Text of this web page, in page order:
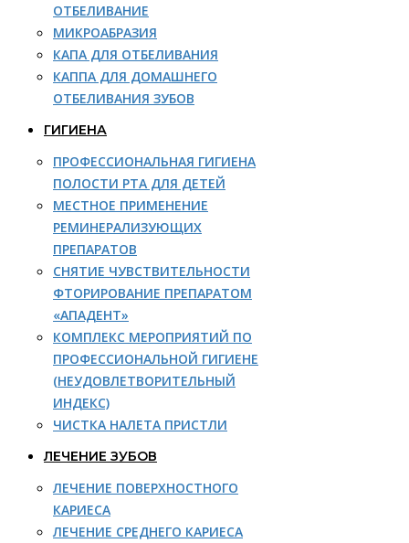
ОТБЕЛИВАНИЕ
МИКРОАБРАЗИЯ
КАПА ДЛЯ ОТБЕЛИВАНИЯ
КАППА ДЛЯ ДОМАШНЕГО
ОТБЕЛИВАНИЯ ЗУБОВ
ГИГИЕНА
ПРОФЕССИОНАЛЬНАЯ ГИГИЕНА
ПОЛОСТИ РТА ДЛЯ ДЕТЕЙ
МЕСТНОЕ ПРИМЕНЕНИЕ
РЕМИНЕРАЛИЗУЮЩИХ
ПРЕПАРАТОВ
СНЯТИЕ ЧУВСТВИТЕЛЬНОСТИ
ФТОРИРОВАНИЕ ПРЕПАРАТОМ
«АПАДЕНТ»
КОМПЛЕКС МЕРОПРИЯТИЙ ПО
ПРОФЕССИОНАЛЬНОЙ ГИГИЕНЕ
(НЕУДОВЛЕТВОРИТЕЛЬНЫЙ
ИНДЕКС)
ЧИСТКА НАЛЕТА ПРИСТЛИ
ЛЕЧЕНИЕ ЗУБОВ
ЛЕЧЕНИЕ ПОВЕРХНОСТНОГО
КАРИЕСА
ЛЕЧЕНИЕ СРЕДНЕГО КАРИЕСА